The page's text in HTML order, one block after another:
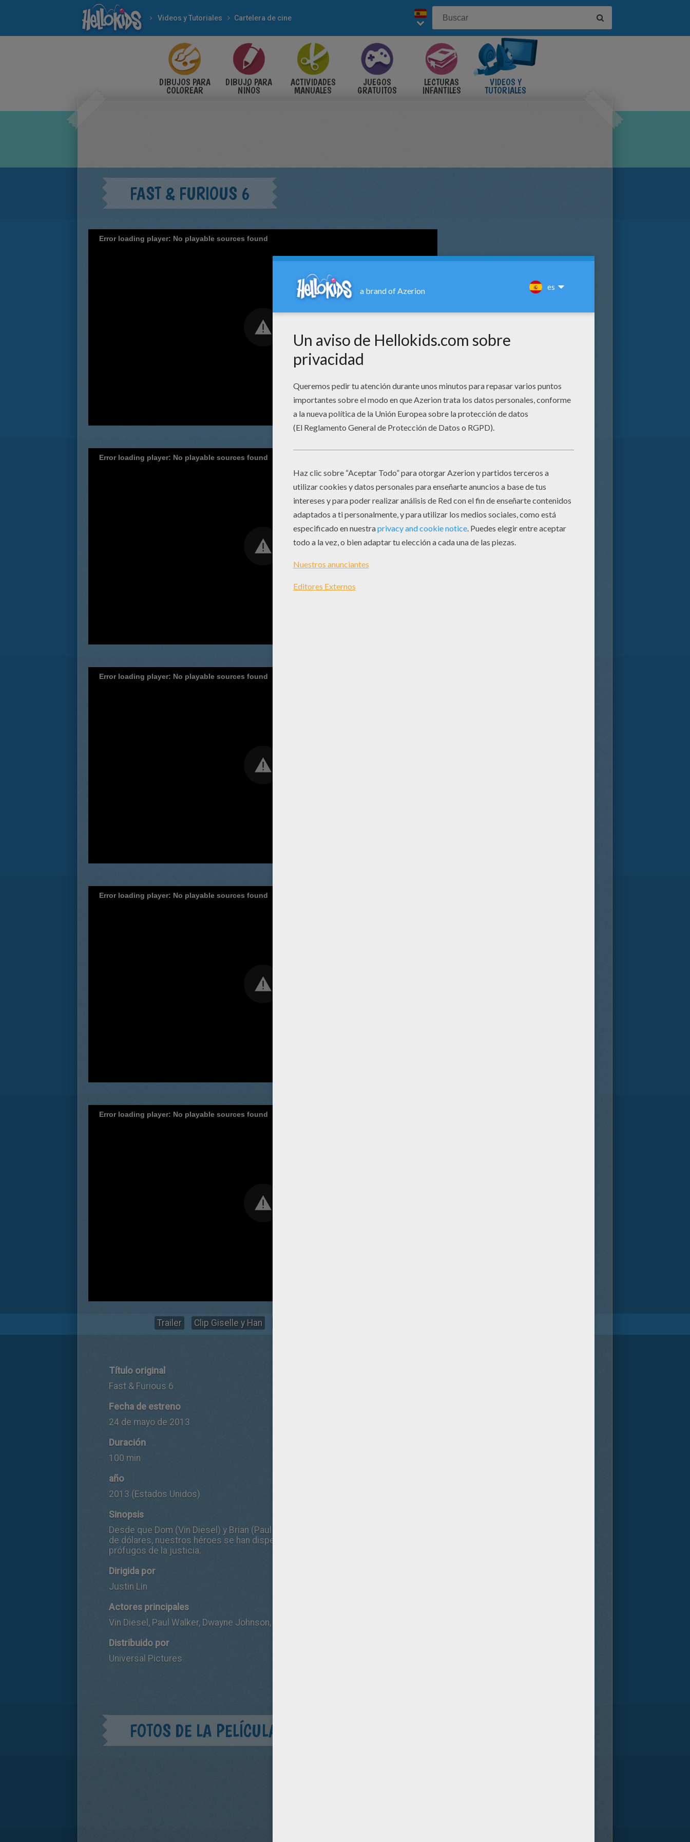
Videos y Tutoriales Cartelera de cine
DIBUJOS PARA
COLOREAR
DIBUJO PARA
NIÑOS
ACTIVIDADES
MANUALES
JUEGOS
GRATUITOS
LECTURAS
INFANTILES
VIDEOS Y
TUTORIALES
FAST & FURIOUS 6
Error loading player: No playable sources found
Error loading player: No playable sources found
Error loading player: No playable sources found
Error loading player: No playable sources found
Error loading player: No playable sources found
Trailer Clip Giselle y Han
Título original
Fast & Furious 6
Fecha de estreno
24 de mayo de 2013
Duración
100 min
año
2013 (Estados Unidos)
Sinopsis
Desde que Dom (Vin Diesel) y Brian (Paul Walker) destruyeron el imperio de un mafioso y se hicieron con cien millones
de dólares, nuestros héroes se han dispersado por el planeta. Pero siguen sin poder regresar a casa ya que son
prófugos de la justicia.
Dirigida por
Justin Lin
Actores principales
Vin Diesel, Paul Walker, Dwayne Johnson, Jordana Brewster, Michelle Rodriguez
Distribuido por
Universal Pictures
FOTOS DE LA PELÍCULA